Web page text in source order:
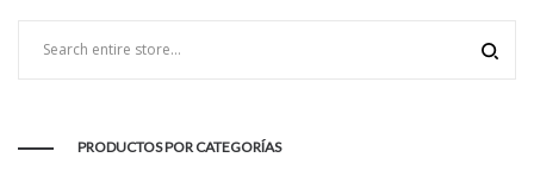
PRODUCTOS POR CATEGORÍAS